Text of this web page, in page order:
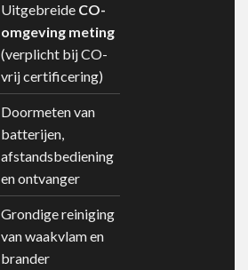
Uitgebreide CO-
omgeving meting
(verplicht bij CO-
vrij certificering)
Doormeten van
batterijen,
afstandsbediening
en ontvanger
Grondige reiniging
van waakvlam en
brander